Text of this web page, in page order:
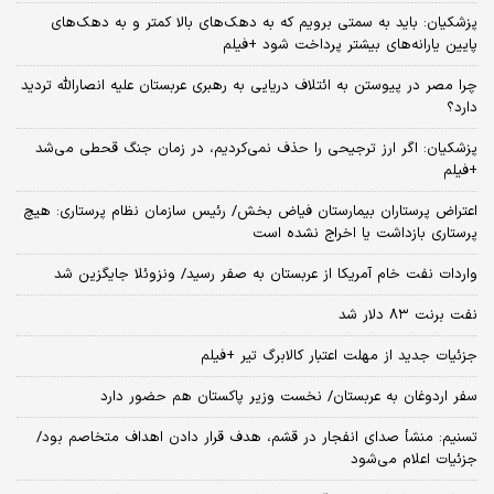
پزشکیان: باید به سمتی برویم که به دهک‌های بالا کمتر و به دهک‌های
پایین یارانه‌های بیشتر پرداخت شود +فیلم
چرا مصر در پیوستن به ائتلاف دریایی به رهبری عربستان علیه انصارالله تردید
دارد؟
پزشکیان: اگر ارز ترجیحی را حذف نمی‌کردیم، در زمان جنگ قحطی می‌شد
+فیلم
اعتراض پرستاران بیمارستان فیاض بخش/ رئیس سازمان نظام پرستاری: هیچ
پرستاری بازداشت یا اخراج نشده است
واردات نفت خام آمریکا از عربستان به صفر رسید/ ونزوئلا جایگزین شد
نفت برنت ۸۳ دلار شد
جزئیات جدید از مهلت اعتبار کالابرگ تیر +فیلم
سفر اردوغان به عربستان/ نخست وزیر پاکستان هم حضور دارد
تسنیم: منشأ صدای انفجار در قشم، هدف قرار دادن اهداف متخاصم بود/
جزئیات اعلام می‌شود